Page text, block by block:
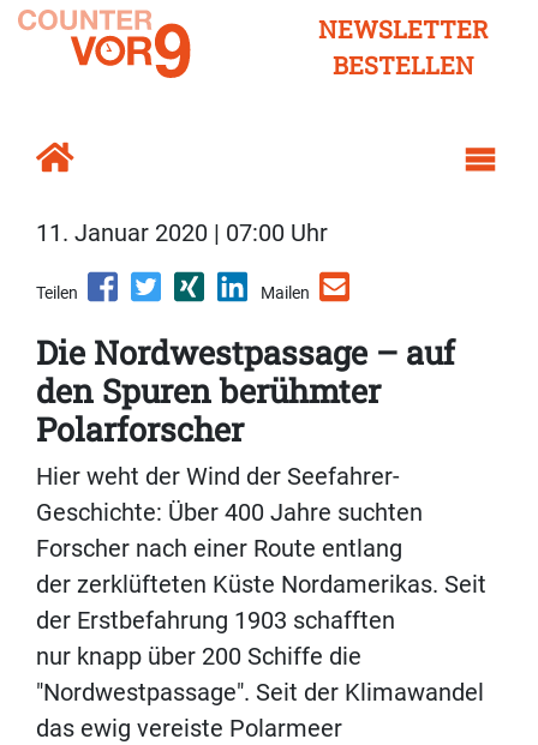
NEWSLETTER
BESTELLEN
11. Januar 2020 | 07:00 Uhr
Teilen Mailen
Die Nordwestpassage – auf
den Spuren berühmter
Polarforscher
Hier weht der Wind der Seefahrer-
Geschichte: Über 400 Jahre suchten
Forscher nach einer Route entlang
der zerklüfteten Küste Nordamerikas. Seit
der Erstbefahrung 1903 schafften
nur knapp über 200 Schiffe die
"Nordwestpassage". Seit der Klimawandel
das ewig vereiste Polarmeer